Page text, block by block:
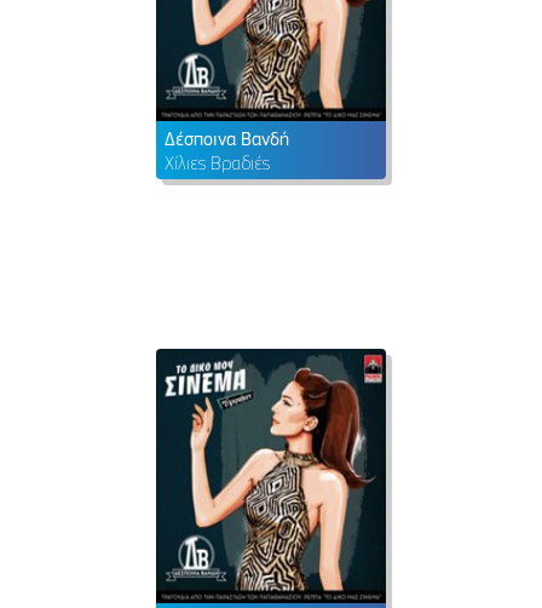
Δέσποινα Βανδή
Χίλιες Βραδιές